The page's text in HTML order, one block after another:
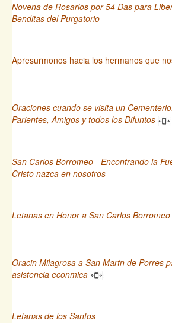
Novena de Rosarios por 54 Das para
Benditas del Purgatorio
Apresurmonos hacia los hermanos que
Oraciones cuando se visita un
Parientes, Amigos y todos los Difuntos
San Carlos Borromeo - Encontrando la
Cristo nazca en nosotros
Letanas en Honor a San Carlos Borromeo
Oracin Milagrosa a San Martn de Porres
asistencia econmica
Letanas de los Santos